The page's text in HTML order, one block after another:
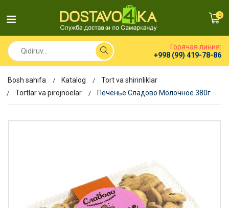
0
Горячая линия:
+998 (99) 419-78-86
Bosh sahifa Katalog
Tort va shirinliklar
Tortlar va pirojnoelar
Печенье Сладово Молочное 380г